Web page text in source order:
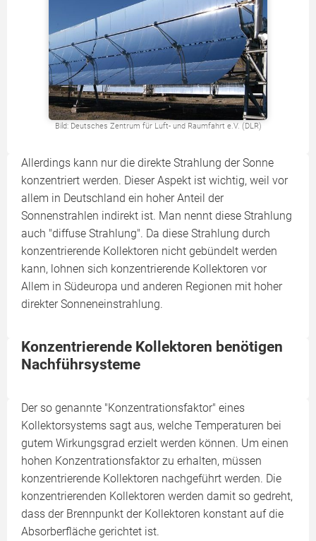
Bild: Deutsches Zentrum für Luft- und Raumfahrt e.V. (DLR)
Allerdings kann nur die direkte Strahlung der Sonne
konzentriert werden. Dieser Aspekt ist wichtig, weil vor
allem in Deutschland ein hoher Anteil der
Sonnenstrahlen indirekt ist. Man nennt diese Strahlung
auch "diffuse Strahlung". Da diese Strahlung durch
konzentrierende Kollektoren nicht gebündelt werden
kann, lohnen sich konzentrierende Kollektoren vor
Allem in Südeuropa und anderen Regionen mit hoher
direkter Sonneneinstrahlung.
Konzentrierende Kollektoren benötigen
Nachführsysteme
Der so genannte "Konzentrationsfaktor" eines
Kollektorsystems sagt aus, welche Temperaturen bei
gutem Wirkungsgrad erzielt werden können. Um einen
hohen Konzentrationsfaktor zu erhalten, müssen
konzentrierende Kollektoren nachgeführt werden. Die
konzentrierenden Kollektoren werden damit so gedreht,
dass der Brennpunkt der Kollektoren konstant auf die
Absorberfläche gerichtet ist.